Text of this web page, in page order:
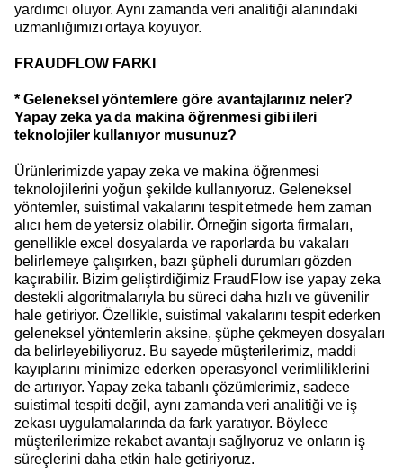
yardımcı oluyor. Aynı zamanda veri analitiği alanındaki
uzmanlığımızı ortaya koyuyor.
FRAUDFLOW FARKI
* Geleneksel yöntemlere göre avantajlarınız neler?
Yapay zeka ya da makina öğrenmesi gibi ileri
teknolojiler kullanıyor musunuz?
Ürünlerimizde yapay zeka ve makina öğrenmesi
teknolojilerini yoğun şekilde kullanıyoruz. Geleneksel
yöntemler, suistimal vakalarını tespit etmede hem zaman
alıcı hem de yetersiz olabilir. Örneğin sigorta firmaları,
genellikle excel dosyalarda ve raporlarda bu vakaları
belirlemeye çalışırken, bazı şüpheli durumları gözden
kaçırabilir. Bizim geliştirdiğimiz FraudFlow ise yapay zeka
destekli algoritmalarıyla bu süreci daha hızlı ve güvenilir
hale getiriyor. Özellikle, suistimal vakalarını tespit ederken
geleneksel yöntemlerin aksine, şüphe çekmeyen dosyaları
da belirleyebiliyoruz. Bu sayede müşterilerimiz, maddi
kayıplarını minimize ederken operasyonel verimliliklerini
de artırıyor. Yapay zeka tabanlı çözümlerimiz, sadece
suistimal tespiti değil, aynı zamanda veri analitiği ve iş
zekası uygulamalarında da fark yaratıyor. Böylece
müşterilerimize rekabet avantajı sağlıyoruz ve onların iş
süreçlerini daha etkin hale getiriyoruz.